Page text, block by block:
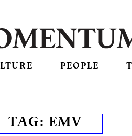
PEOPLE
TAG: EMV